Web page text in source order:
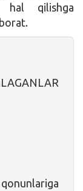
hal qilishga